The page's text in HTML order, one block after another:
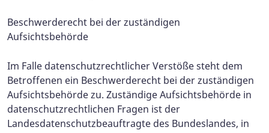
Beschwerderecht bei der zuständigen
Aufsichtsbehörde
Im Falle datenschutzrechtlicher Verstöße steht dem
Betroffenen ein Beschwerderecht bei der zuständigen
Aufsichtsbehörde zu. Zuständige Aufsichtsbehörde in
datenschutzrechtlichen Fragen ist der
Landesdatenschutzbeauftragte des Bundeslandes, in